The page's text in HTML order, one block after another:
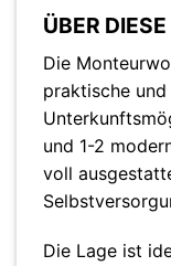
ÜBER
Die
praktische
und 1-2
voll
Die Lage ist